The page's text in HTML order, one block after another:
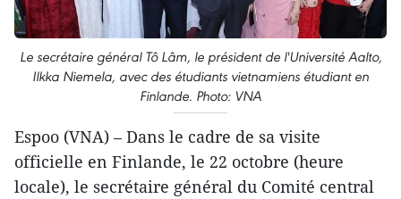
Le secrétaire général Tô Lâm, le président de l'Université Aalto,
Ilkka Niemela, avec des étudiants vietnamiens étudiant en
Finlande. Photo: VNA
Espoo (VNA) – Dans le cadre de sa visite
officielle en Finlande, le 22 octobre (heure
locale), le secrétaire général du Comité central